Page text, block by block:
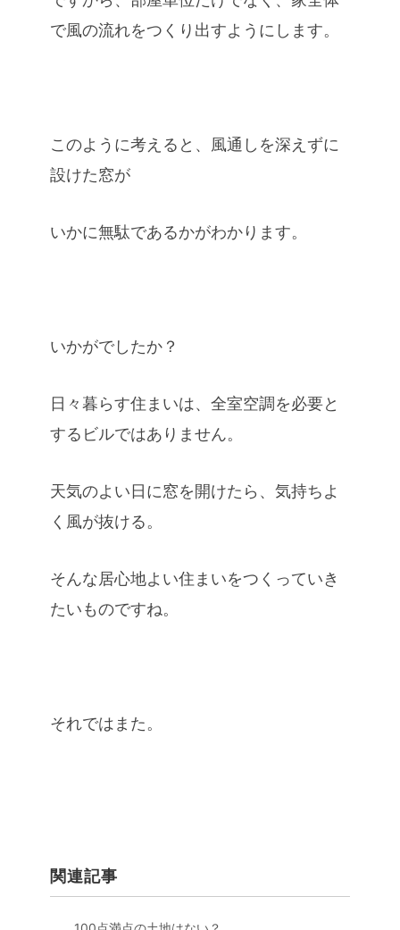
で風の流れをつくり出すようにします。
このように考えると、風通しを深えずに
設けた窓が
いかに無駄であるかがわかります。
いかがでしたか？
日々暮らす住まいは、全室空調を必要と
するビルではありません。
天気のよい日に窓を開けたら、気持ちよ
く風が抜ける。
そんな居心地よい住まいをつくっていき
たいものですね。
それではまた。
関連記事